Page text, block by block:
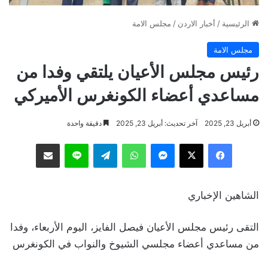
الرئيسية / أخبار الاردن / مجلس الامة
مجلس الامة
رئيس مجلس الأعيان يلتقي وفدا من
مساعدي أعضاء الكونغرس الأميركي
أبريل 23, 2025 آخر تحديث: أبريل 23, 2025 دقيقة واحدة
فيسبوك ‫X ماسنجر واتساب تيلقرام لاين مشاركة عبر البريد
الشاهين الإخباري
التقى رئيس مجلس الأعيان فيصل الفايز، اليوم الأربعاء، وفدا
من مساعدي أعضاء مجلسي الشيوخ والنواب في الكونغرس